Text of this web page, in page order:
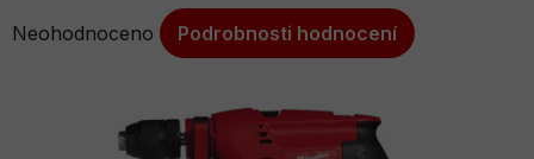
Průměrné
Neohodnoceno Podrobnosti hodnocení